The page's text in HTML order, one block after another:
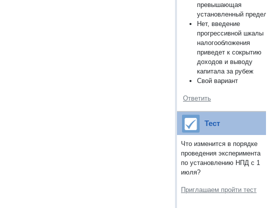
превышающая
установленный предел
Нет, введение
прогрессивной шкалы
налогообложения
приведет к сокрытию
доходов и выводу
капитала за рубеж
Свой вариант
Ответить
Тест
Что изменится в порядке
проведения эксперимента
по установлению НПД с 1
июля?
Приглашаем пройти тест